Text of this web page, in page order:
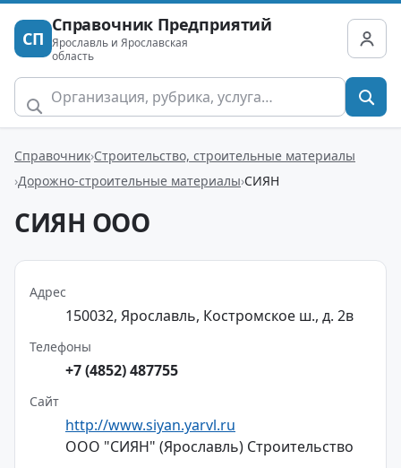
СП
Справочник Предприятий
Ярославль и Ярославская
область
Справочник Строительство, строительные материалы
Дорожно-строительные материалы СИЯН
СИЯН ООО
Адрес
150032, Ярославль, Костромское ш., д. 2в
Телефоны
+7 (4852) 487755
Сайт
http://www.siyan.yarvl.ru
ООО "СИЯН" (Ярославль) Строительство